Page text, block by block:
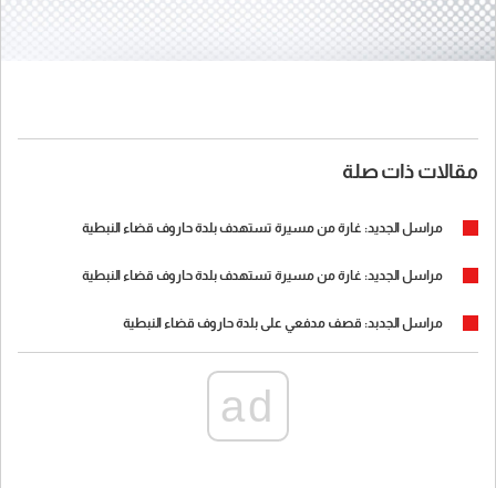
مقالات ذات صلة
مراسل الجديد: غارة من مسيرة تستهدف بلدة حاروف قضاء النبطية
مراسل الجديد: غارة من مسيرة تستهدف بلدة حاروف قضاء النبطية
مراسل الجدبد: قصف مدفعي على بلدة حاروف قضاء النبطية
ad